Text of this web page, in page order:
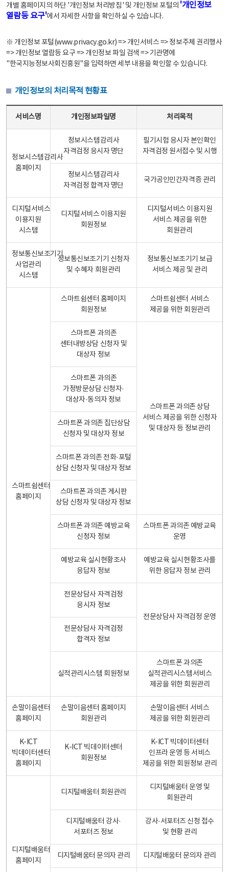
개별 홈페이지의 하단 '개인정보 처리방침' 및 개인정보 포털의 '개인정보
열람등 요구'에서 자세한 사항을 확인하실 수 있습니다.
※ 개인정보 포털(www.privacy.go.kr) => 개인서비스 => 정보주체 권리행사
=> 개인정보 열람등 요구 => 개인정보 파일 검색 => 기관명에
"한국지능정보사회진흥원"을 입력하면 세부 내용을 확인할 수 있습니다.
개인정보의 처리목적 현황표
서비스명 개인정보파일명 처리목적
정보시스템감리사
홈페이지
정보시스템감리사
자격검정 응시자 명단
필기시험 응시자 본인확인
자격검정 원서접수 및 시행
정보시스템감리사
자격검정 합격자 명단
국가공인민간자격증 관리
디지털서비스
이용지원
시스템
디지털서비스 이용지원
회원정보
디지털서비스 이용지원
서비스 제공을 위한
회원관리
정보통신보조기기
사업관리
시스템
정보통신보조기기 신청자
및 수혜자 회원관리
정보통신보조기기 보급
서비스 제공 및 관리
스마트쉼센터
홈페이지
스마트쉼센터 홈페이지
회원정보
스마트쉼센터 서비스
제공을 위한 회원관리
스마트폰 과의존
센터내방상담 신청자 및
대상자 정보
스마트폰 과의존 상담
서비스 제공을 위한 신청자
및 대상자 등 정보관리
스마트폰 과의존
가정방문상담 신청자·
대상자·동의자 정보
스마트폰 과의존 집단상담
신청자 및 대상자 정보
스마트폰 과의존 전화·포털
상담 신청자 및 대상자 정보
스마트폰 과의존 게시판
상담 신청자 및 대상자 정보
스마트폰 과의존 예방교육
신청자 정보
스마트폰 과의존 예방교육
운영
예방교육 실시현황조사
응답자 정보
예방교육 실시현황조사를
위한 응답자 정보 관리
전문상담사 자격검정
응시자 정보
전문상담사 자격검정 운영
전문상담사 자격검정
합격자 정보
실적관리시스템 회원정보
스마트폰 과의존
실적관리시스템서비스
제공을 위한 회원관리
손말이음센터
홈페이지
손말이음센터 홈페이지
회원관리
손말이음센터 서비스
제공을 위한 회원관리
K-ICT
빅데이터센터
홈페이지
K-ICT 빅데이터센터
회원정보
K-ICT 빅데이터센터
인프라 운영 등 서비스
제공을 위한 회원정보 관리
디지털배움터
홈페이지
디지털배움터 회원관리
디지털배움터 운영 및
회원관리
디지털배움터 강사·
서포터즈 정보
강사·서포터즈 신청 접수
및 현황 관리
디지털배움터 문의자 관리 디지털배움터 문의자 관리